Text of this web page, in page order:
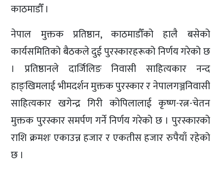
काठमाडौँ ।
नेपाल मुक्तक प्रतिष्ठान, काठमाडौँको हालै बसेको
कार्यसमितिको बैठकले दुई पुरस्कारहरूको निर्णय गरेको छ
। प्रतिष्ठानले दार्जिलिङ निवासी साहित्यकार नन्द
हाङ्खिमलाई भीमदर्शन मुक्तक पुरस्कार र नेपालगञ्जनिवासी
साहित्यकार खगेन्द्र गिरी कोपिलालाई कृष्ण-रत्न-चेतन
मुक्तक पुरस्कार समर्पण गर्ने निर्णय गरेको छ । पुरस्कारको
राशि क्रमशः एकाउन्न हजार र एकतीस हजार रुपैयाँ रहेको
छ ।